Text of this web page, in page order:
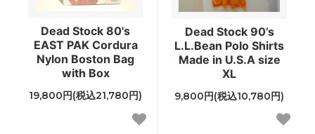
Dead Stock 80's
EAST PAK Cordura
Nylon Boston Bag
with Box
19,800円(税込21,780円)
Dead Stock 90’s
L.L.Bean Polo Shirts
Made in U.S.A size
XL
9,800円(税込10,780円)